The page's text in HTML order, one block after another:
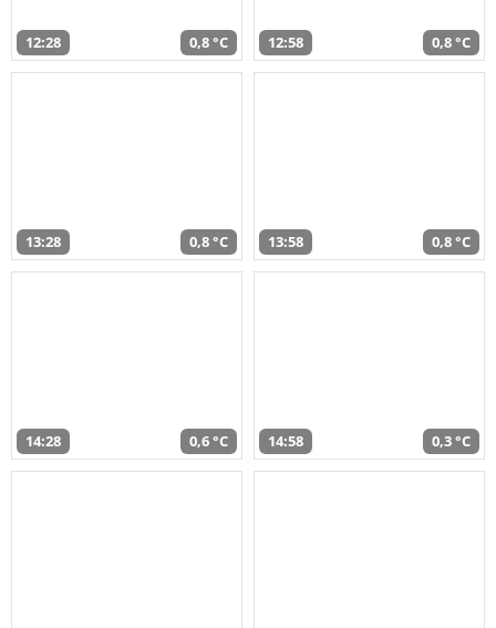
12:28 0,8 °C 12:58 0,8 °C
13:28 0,8 °C 13:58 0,8 °C
14:28 0,6 °C 14:58 0,3 °C